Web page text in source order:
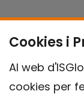
Cookies i
Al web
cookies per